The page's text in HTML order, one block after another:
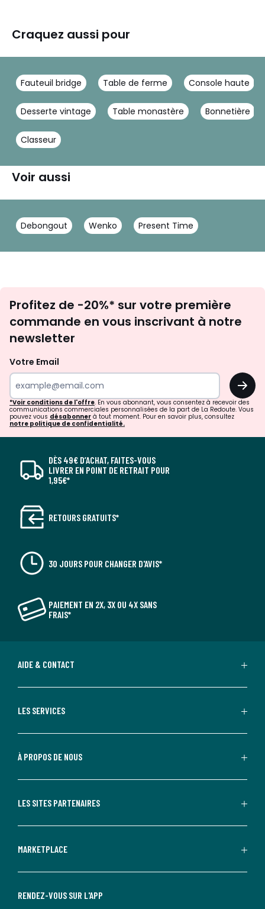
Craquez aussi pour
Fauteuil bridge Table de ferme Console haute
Desserte vintage Table monastère Bonnetière
Classeur
Voir aussi
Debongout Wenko Present Time
newsletter
Profitez de -20%* sur votre première
commande en vous inscrivant à notre
newsletter
Votre Email
OK
*Voir conditions de l'offre. En vous abonnant, vous consentez à recevoir des
communications commerciales personnalisées de la part de La Redoute. Vous
pouvez vous désabonner à tout moment. Pour en savoir plus, consultez
notre politique de confidentialité.
DÈS 49€ D’ACHAT, FAITES-VOUS
LIVRER EN POINT DE RETRAIT POUR
1,95€*
RETOURS GRATUITS*
30 JOURS POUR CHANGER D'AVIS*
PAIEMENT EN 2X, 3X OU 4X SANS
FRAIS*
AIDE & CONTACT
LES SERVICES
À PROPOS DE NOUS
LES SITES PARTENAIRES
MARKETPLACE
RENDEZ-VOUS SUR L'APP